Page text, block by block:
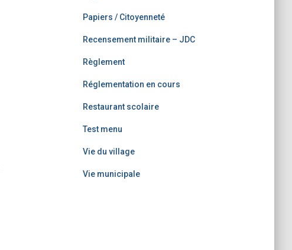
Papiers / Citoyenneté
Recensement militaire – JDC
Règlement
Réglementation en cours
Restaurant scolaire
Test menu
Vie du village
Vie municipale